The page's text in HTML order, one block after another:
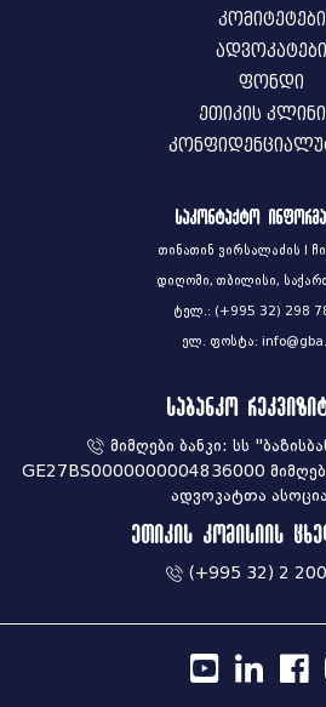
კომიტეტები
ადვოკატები
ფონდი
ეთიკის
საკონტაქტო
თინათინ ვირსალაძის I
დიღომი, თბილისი,
ტელ.: (+995 32) 298
ელ. ფოსტა:
საბანკო
მიმღები ბანკი: სს
GE27BS0000000004836000
ადვოკატთა
ეთიკის კომისიის
(+995 32) 2